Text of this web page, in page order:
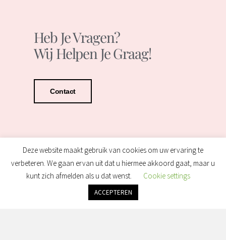
Heb Je Vragen?
Wij Helpen Je Graag!
Contact
Deze website maakt gebruik van cookies om uw ervaring te
verbeteren. We gaan ervan uit dat u hiermee akkoord gaat, maar u
kunt zich afmelden als u dat wenst.
Cookie settings
ACCEPTEREN